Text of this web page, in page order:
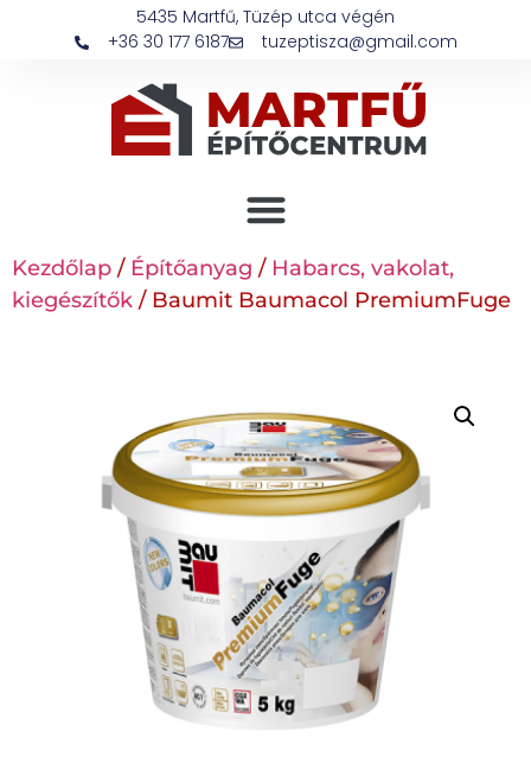
5435 Martfű, Tüzép utca végén
+36 30 177 6187
tuzeptisza@gmail.com
Kezdőlap / Építőanyag / Habarcs, vakolat,
kiegészítők / Baumit Baumacol PremiumFuge